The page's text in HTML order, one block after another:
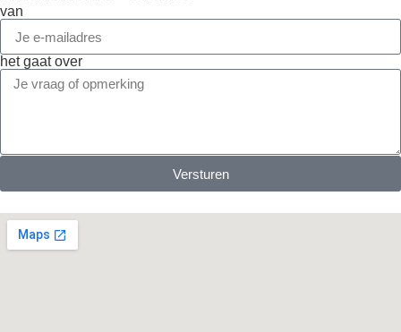
van
het gaat over
Versturen